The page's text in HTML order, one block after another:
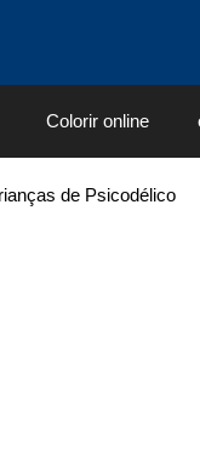
Colorir online
de Psicodélico